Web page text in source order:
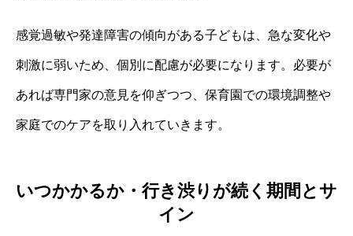
感覚過敏や発達障害の傾向がある子どもは、急な変化や
刺激に弱いため、個別に配慮が必要になります。必要が
あれば専門家の意見を仰ぎつつ、保育園での環境調整や
家庭でのケアを取り入れていきます。
いつかかるか・行き渋りが続く期間とサ
イン